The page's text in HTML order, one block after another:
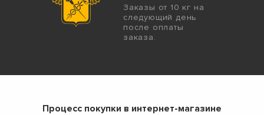
Заказы от 10 кг на
следующий день
после оплаты
заказа.
Процесс покупки в интернет-магазине